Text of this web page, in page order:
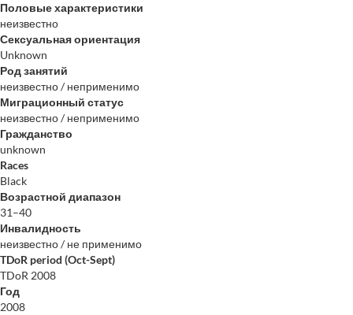
Половые характеристики
неизвестно
Сексуальная ориентация
Unknown
Род занятий
неизвестно / неприменимо
Миграционный статус
неизвестно / неприменимо
Гражданство
unknown
Races
Black
Возрастной диапазон
31–40
Инвалидность
неизвестно / не применимо
TDoR period (Oct-Sept)
TDoR 2008
Год
2008